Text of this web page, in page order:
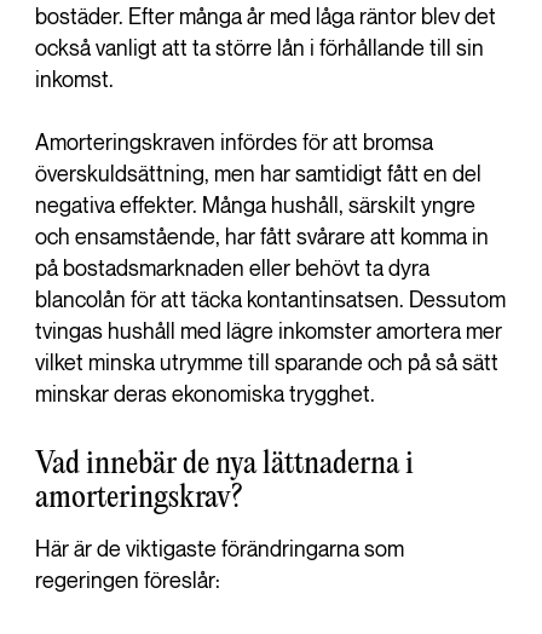
bostäder. Efter många år med låga räntor blev det
också vanligt att ta större lån i förhållande till sin
inkomst.
Amorteringskraven infördes för att bromsa
överskuldsättning, men har samtidigt fått en del
negativa effekter. Många hushåll, särskilt yngre
och ensamstående, har fått svårare att komma in
på bostadsmarknaden eller behövt ta dyra
blancolån för att täcka kontantinsatsen. Dessutom
tvingas hushåll med lägre inkomster amortera mer
vilket minska utrymme till sparande och på så sätt
minskar deras ekonomiska trygghet.
Vad innebär de nya lättnaderna i
amorteringskrav?
Här är de viktigaste förändringarna som
regeringen föreslår: